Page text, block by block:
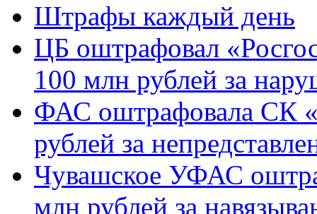
Штрафы каждый день
ЦБ оштрафовал
100 млн рублей за
ФАС оштрафовала СК
рублей за
Чувашское УФАС
млн рублей за